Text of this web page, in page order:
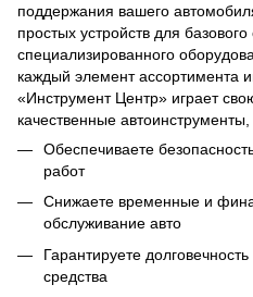
поддержания вашего
простых устройств для
специализированного
каждый элемент ассортимента
«Инструмент Центр» играет
качественные
Обеспечиваете
работ
Снижаете временные и
обслуживание авто
Гарантируете
средства